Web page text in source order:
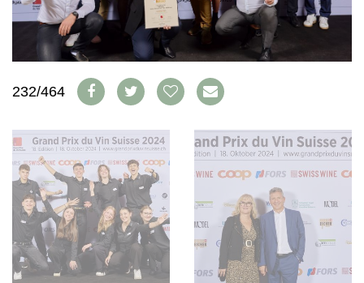
ABO
AUSGABE
ARCHIV
VORTEILSWELT
BÜCHER
WEINSZENE
PORTRAITS
VINOPHILES
ANMELDEN
AWARDS
GEWINNSPIELE
VORTEILSWELT
TRINKREIFETABELLE
ABO
WEINSUCHE
NEWSLETTER
WINE TRADE CLUB
REDAKTION
JOBS
WERBUNG
232/464